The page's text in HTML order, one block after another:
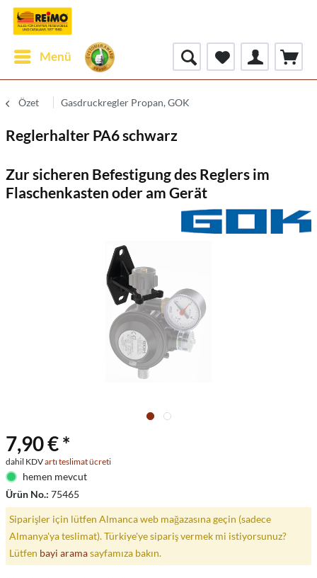
Menü
Özet Gasdruckregler Propan, GOK
Reglerhalter PA6 schwarz
Zur sicheren Befestigung des Reglers im
Flaschenkasten oder am Gerät
7,90 € *
dahil KDVartı teslimat ücreti
hemen mevcut
Ürün No.: 75465
Siparişler için lütfen Almanca web mağazasına geçin (sadece
Almanya'ya teslimat). Türkiye'ye sipariş vermek mi istiyorsunuz?
Lütfen bayi aramasayfamıza bakın.